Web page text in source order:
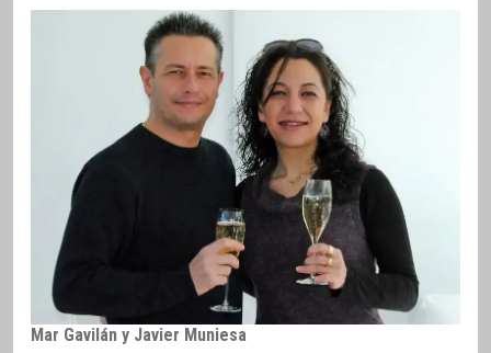
Mar Gavilán y Javier Muniesa